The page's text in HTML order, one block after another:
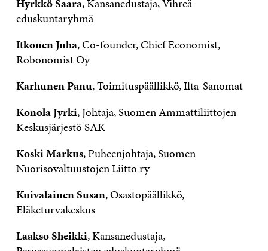
eduskuntaryhmä
Itkonen Juha, Co-founder, Chief Economist,
Robonomist Oy
Karhunen Panu, Toimituspäällikkö, Ilta-Sanomat
Konola Jyrki, Johtaja, Suomen Ammattiliittojen
Keskusjärjestö SAK
Koski Markus, Puheenjohtaja, Suomen
Nuorisovaltuustojen Liitto ry
Kuivalainen Susan, Osastopäällikkö,
Eläketurvakeskus
Laakso Sheikki, Kansanedustaja,